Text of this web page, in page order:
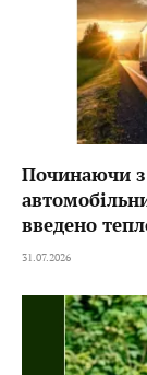
Починаючи з
введено
31.07.2026